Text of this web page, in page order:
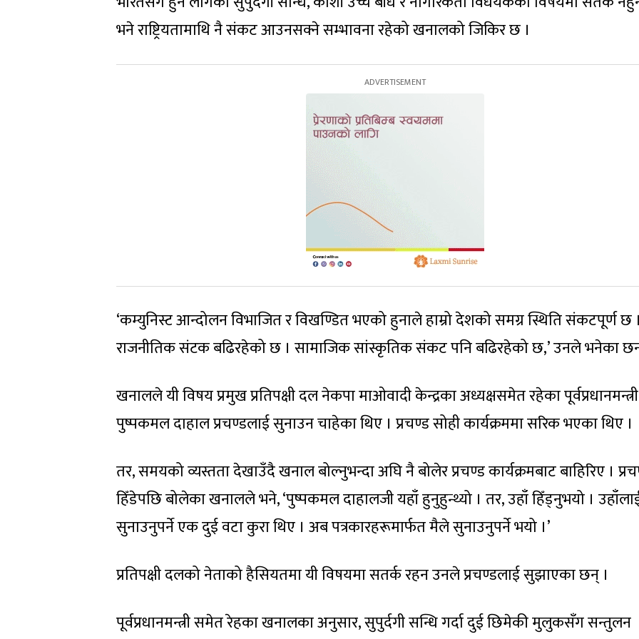
भने राष्ट्रियतामाथि नै संकट आउनसक्ने सम्भावना रहेको खनालको जिकिर छ ।
‘कम्युनिस्ट आन्दोलन विभाजित र विखण्डित भएको हुनाले हाम्रो देशको समग्र स्थिति संकटपूर्ण छ ।
राजनीतिक संटक बढिरहेको छ । सामाजिक सांस्कृतिक संकट पनि बढिरहेको छ,’ उनले भनेका
खनालले यी विषय प्रमुख प्रतिपक्षी दल नेकपा माओवादी केन्द्रका अध्यक्षसमेत रहेका पूर्वप्रधानमन्त्री
पुष्पकमल दाहाल प्रचण्डलाई सुनाउन चाहेका थिए । प्रचण्ड सोही कार्यक्रममा सरिक भएका थिए ।
तर, समयको व्यस्तता देखाउँदै खनाल बोल्नुभन्दा अघि नै बोलेर प्रचण्ड कार्यक्रमबाट बाहिरिए ।
हिँडेपछि बोलेका खनालले भने, ‘पुष्पकमल दाहालजी यहाँ हुनुहुन्थ्यो । तर, उहाँ हिँड्नुभयो ।
सुनाउनुपर्ने एक दुई वटा कुरा थिए । अब पत्रकारहरूमार्फत मैले सुनाउनुपर्ने भयो ।’
प्रतिपक्षी दलको नेताको हैसियतमा यी विषयमा सतर्क रहन उनले प्रचण्डलाई सुझाएका छन् ।
पूर्वप्रधानमन्त्री समेत रेहका खनालका अनुसार, सुपुर्दगी सन्धि गर्दा दुई छिमेकी मुलुकसँग सन्तुलन